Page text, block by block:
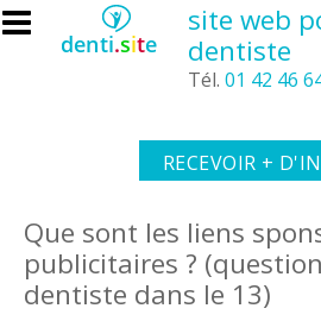
Aller au contenu principalsite web
dentiste
Tél. 01 42 46
RECEVOIR +
Que sont les liens
publicitaires ?
dentiste dans le 13)